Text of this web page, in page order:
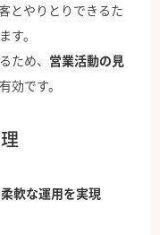
とやりとりできるた
す。
ため、 営業活動の見
効です。
軟な運用を実現